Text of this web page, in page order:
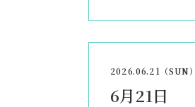
2026.06.21（SUN）
6月21日